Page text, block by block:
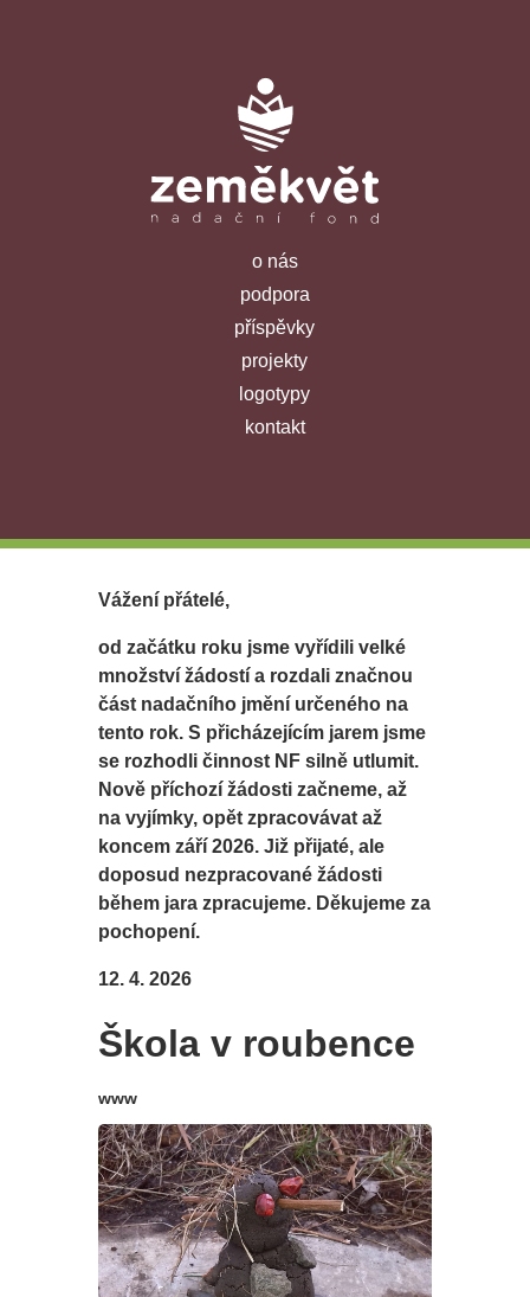
o nás
podpora
příspěvky
projekty
logotypy
kontakt
Vážení přátelé,
od začátku roku jsme vyřídili velké
množství žádostí a rozdali značnou
část nadačního jmění určeného na
tento rok. S přicházejícím jarem jsme
se rozhodli činnost NF silně utlumit.
Nově příchozí žádosti začneme, až
na vyjímky, opět zpracovávat až
koncem září 2026. Již přijaté, ale
doposud nezpracované žádosti
během jara zpracujeme. Děkujeme za
pochopení.
12. 4. 2026
Škola v roubence
www